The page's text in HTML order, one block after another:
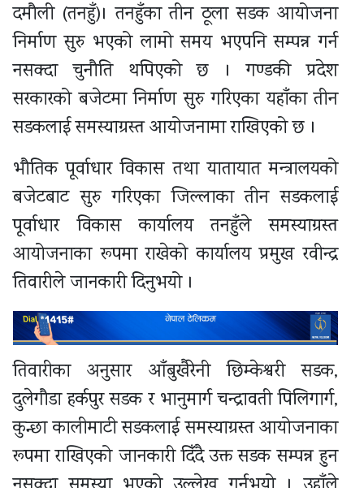
दमौली (तनहुँ)। तनहुँका तीन ठूला सडक आयोजना
निर्माण सुरु भएको लामो समय भएपनि सम्पन्न गर्न
नसक्दा चुनौति थपिएको छ । गण्डकी प्रदेश
सरकारको बजेटमा निर्माण सुरु गरिएका यहाँका तीन
सडकलाई समस्याग्रस्त आयोजनामा राखिएको छ ।
भौतिक पूर्वाधार विकास तथा यातायात मन्त्रालयको
बजेटबाट सुरु गरिएका जिल्लाका तीन सडकलाई
पूर्वाधार विकास कार्यालय तनहुँले समस्याग्रस्त
आयोजनाका रूपमा राखेको कार्यालय प्रमुख रवीन्द्र
तिवारीले जानकारी दिनुभयो ।
तिवारीका अनुसार आँबुखैरेनी छिम्केश्वरी सडक,
दुलेगौडा हर्कपुर सडक र भानुमार्ग चन्द्रावती पिलिगार्ग,
कुन्छा कालीमाटी सडकलाई समस्याग्रस्त आयोजनाका
रूपमा राखिएको जानकारी दिँदै उक्त सडक सम्पन्न हुन